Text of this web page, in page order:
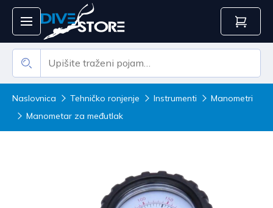
Naslovnica Tehničko ronjenje Instrumenti
Manometri
Manometar za međutlak